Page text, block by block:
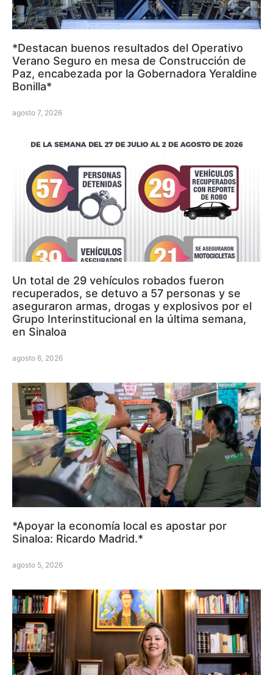
*Destacan buenos resultados del Operativo
Verano Seguro en mesa de Construcción de
Paz, encabezada por la Gobernadora Yeraldine
Bonilla*
agosto 7, 2026
Un total de 29 vehículos robados fueron
recuperados, se detuvo a 57 personas y se
aseguraron armas, drogas y explosivos por el
Grupo Interinstitucional en la última semana,
en Sinaloa
agosto 6, 2026
*Apoyar la economía local es apostar por
Sinaloa: Ricardo Madrid.*
agosto 5, 2026